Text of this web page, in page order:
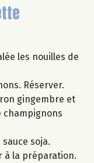
les nouilles de
Réserver.
gingembre et
champignons
soja.
à la préparation.